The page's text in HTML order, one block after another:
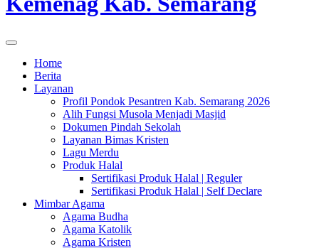
Home
Berita
Layanan
Profil Pondok Pesantren Kab. Semarang 2026
Alih Fungsi Musola Menjadi Masjid
Dokumen Pindah Sekolah
Layanan Bimas Kristen
Lagu Merdu
Produk Halal
Sertifikasi Produk Halal | Reguler
Sertifikasi Produk Halal | Self Declare
Mimbar Agama
Agama Budha
Agama Katolik
Agama Kristen